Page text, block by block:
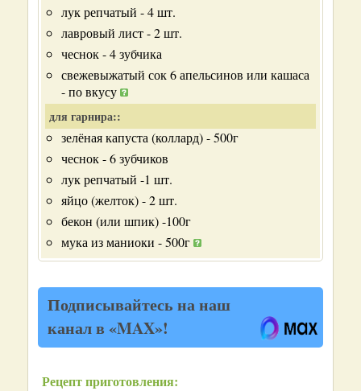
лук репчатый - 4 шт.
лавровый лист - 2 шт.
чеснок - 4 зубчика
свежевыжатый сок 6 апельсинов или кашаса
- по вкусу
для гарнира::
зелёная капуста (коллард) - 500г
чеснок - 6 зубчиков
лук репчатый -1 шт.
яйцо (желток) - 2 шт.
бекон (или шпик) -100г
мука из маниоки - 500г
Подписывайтесь на наш
канал в «MAX»!
Рецепт приготовления: